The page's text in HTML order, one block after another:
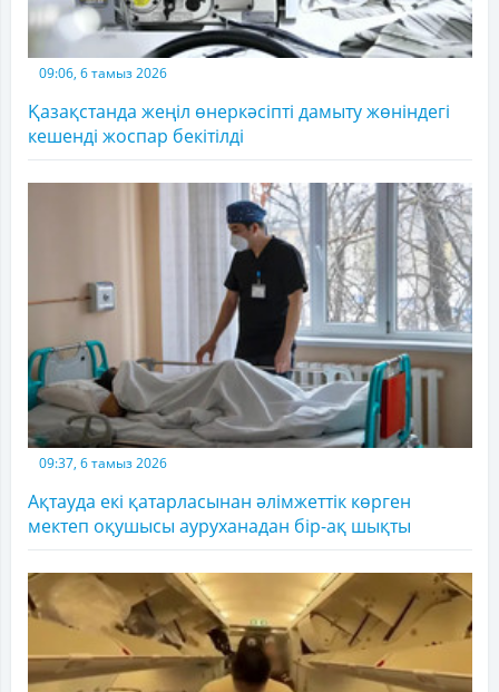
09:06, 6 тамыз 2026
Қазақстанда жеңіл өнеркәсіпті дамыту жөніндегі
кешенді жоспар бекітілді
09:37, 6 тамыз 2026
Ақтауда екі қатарласынан әлімжеттік көрген
мектеп оқушысы ауруханадан бір-ақ шықты